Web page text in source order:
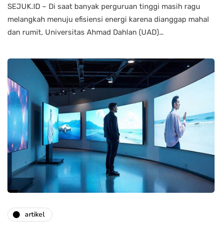
SEJUK.ID – Di saat banyak perguruan tinggi masih ragu
melangkah menuju efisiensi energi karena dianggap mahal
dan rumit, Universitas Ahmad Dahlan (UAD)…
artikel